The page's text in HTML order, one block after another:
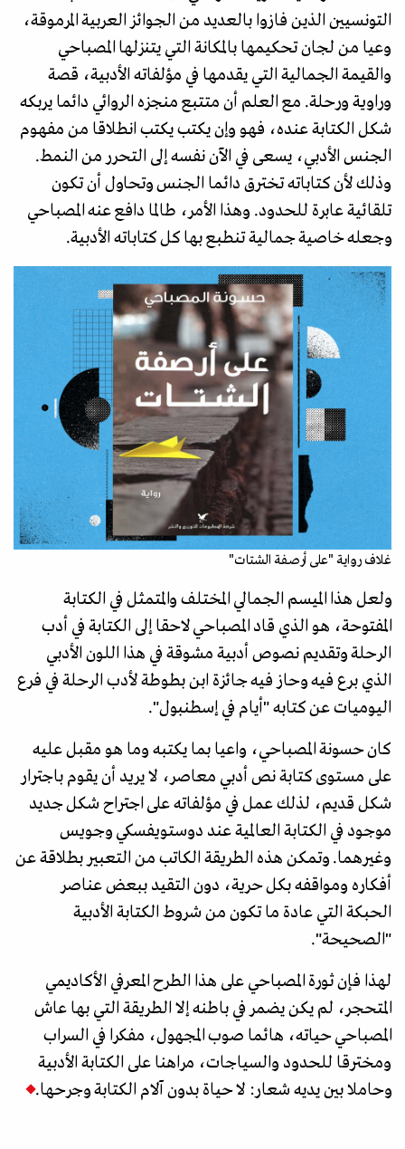
التونسيين الذين فازوا بالعديد من الجوائز العربية المرموقة،
وعيا من لجان تحكيمها بالمكانة التي يتنزلها المصباحي
والقيمة الجمالية التي يقدمها في مؤلفاته الأدبية، قصة
وراوية ورحلة. مع العلم أن متتبع منجزه الروائي دائما يربكه
شكل الكتابة عنده، فهو وإن يكتب يكتب انطلاقا من مفهوم
الجنس الأدبي، يسعى في الآن نفسه إلى التحرر من النمط.
وذلك لأن كتاباته تخترق دائما الجنس وتحاول أن تكون
تلقائية عابرة للحدود. وهذا الأمر، طالما دافع عنه المصباحي
وجعله خاصية جمالية تنطبع بها كل كتاباته الأدبية.
غلاف رواية "على أرصفة الشتات"
ولعل هذا الميسم الجمالي المختلف والمتمثل في الكتابة
المفتوحة، هو الذي قاد المصباحي لاحقا إلى الكتابة في أدب
الرحلة وتقديم نصوص أدبية مشوقة في هذا اللون الأدبي
الذي برع فيه وحاز فيه جائزة ابن بطوطة لأدب الرحلة في فرع
اليوميات عن كتابه "أيام في إسطنبول".
كان حسونة المصباحي، واعيا بما يكتبه وما هو مقبل عليه
على مستوى كتابة نص أدبي معاصر، لا يريد أن يقوم باجترار
شكل قديم، لذلك عمل في مؤلفاته على اجتراح شكل جديد
موجود في الكتابة العالمية عند دوستويفسكي وجويس
وغيرهما. وتمكن هذه الطريقة الكاتب من التعبير بطلاقة عن
أفكاره ومواقفه بكل حرية، دون التقيد ببعض عناصر
الحبكة التي عادة ما تكون من شروط الكتابة الأدبية
"الصحيحة".
لهذا فإن ثورة المصباحي على هذا الطرح المعرفي الأكاديمي
المتحجر، لم يكن يضمر في باطنه إلا الطريقة التي بها عاش
المصباحي حياته، هائما صوب المجهول، مفكرا في السراب
ومخترقا للحدود والسياجات، مراهنا على الكتابة الأدبية
وحاملا بين يديه شعار: لا حياة بدون آلام الكتابة وجرحها.